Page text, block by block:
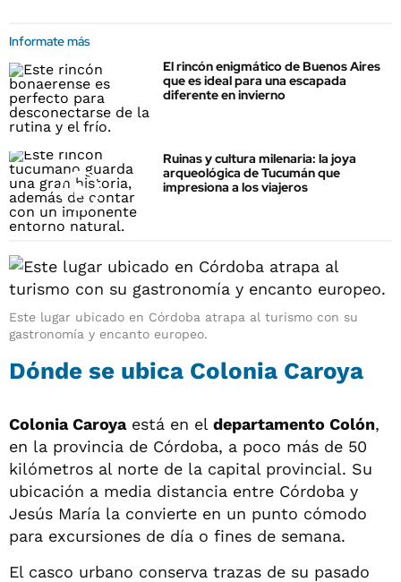
Informate más
El rincón enigmático de Buenos Aires
que es ideal para una escapada
diferente en invierno
Ruinas y cultura milenaria: la joya
arqueológica de Tucumán que
impresiona a los viajeros
Este lugar ubicado en Córdoba atrapa al turismo con su
gastronomía y encanto europeo.
Dónde se ubica Colonia Caroya
Colonia Caroyaestá en el departamento Colón,
en la provincia de Córdoba, a poco más de 50
kilómetros al norte de la capital provincial. Su
ubicación a media distancia entre Córdoba y
Jesús María la convierte en un punto cómodo
para excursiones de día o fines de semana.
El casco urbano conserva trazas de su pasado